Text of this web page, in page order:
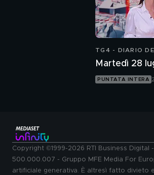
TG4 - DIARIO
Martedì 28
PUNTATA INTERA
Copyright ©1999-2026 RTI Business Digital
500.000.007 - Gruppo MFE Media For
artificiale generativa. È altresì fatto divieto